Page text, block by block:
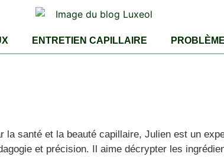
ENTRETIEN CAPILLAIRE
la santé et la beauté capillaire, Julien est un
et précision. Il aime décrypter les